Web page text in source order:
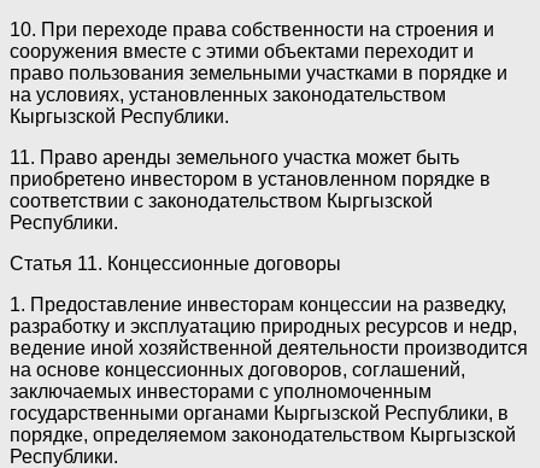
10. При переходе права собственности на строения и
сооружения вместе с этими объектами переходит и
право пользования земельными участками в порядке и
на условиях, установленных законодательством
Кыргызской Республики.
11. Право аренды земельного участка может быть
приобретено инвестором в установленном порядке в
соответствии с законодательством Кыргызской
Республики.
Статья 11. Концессионные договоры
1. Предоставление инвесторам концессии на разведку,
разработку и эксплуатацию природных ресурсов и недр,
ведение иной хозяйственной деятельности производится
на основе концессионных договоров, соглашений,
заключаемых инвесторами с уполномоченным
государственными органами Кыргызской Республики, в
порядке, определяемом законодательством Кыргызской
Республики.